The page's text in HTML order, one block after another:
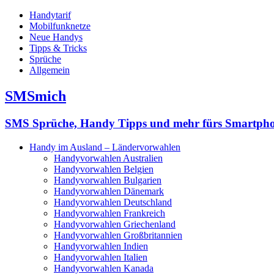
Handytarif
Mobilfunknetze
Neue Handys
Tipps & Tricks
Sprüche
Allgemein
SMSmich
SMS Sprüche, Handy Tipps und mehr fürs
Handy im Ausland – Ländervorwahlen
Handyvorwahlen Australien
Handyvorwahlen Belgien
Handyvorwahlen Bulgarien
Handyvorwahlen Dänemark
Handyvorwahlen Deutschland
Handyvorwahlen Frankreich
Handyvorwahlen Griechenland
Handyvorwahlen Großbritannien
Handyvorwahlen Indien
Handyvorwahlen Italien
Handyvorwahlen Kanada